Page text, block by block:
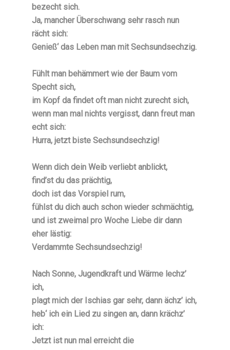
bezecht sich.
Ja, mancher Überschwang sehr rasch nun
rächt sich:
Genieß‘ das Leben man mit Sechsundsechzig.
Fühlt man behämmert wie der Baum vom
Specht sich,
im Kopf da findet oft man nicht zurecht sich,
wenn man mal nichts vergisst, dann freut man
echt sich:
Hurra, jetzt biste Sechsundsechzig!
Wenn dich dein Weib verliebt anblickt,
find’st du das prächtig,
doch ist das Vorspiel rum,
fühlst du dich auch schon wieder schmächtig,
und ist zweimal pro Woche Liebe dir dann
eher lästig:
Verdammte Sechsundsechzig!
Nach Sonne, Jugendkraft und Wärme lechz’
ich,
plagt mich der Ischias gar sehr, dann ächz’ ich,
heb‘ ich ein Lied zu singen an, dann krächz’
ich:
Jetzt ist nun mal erreicht die